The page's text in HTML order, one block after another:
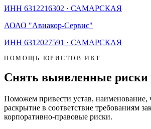
ИНН 6312216302 · САМАРСКАЯ
АОАО "Авиакор-Сервис"
ИНН 6312027591 · САМАРСКАЯ
ПОМОЩЬ ЮРИСТОВ ИКТ
Снять выявленные риски
Поможем привести устав, наименование,
раскрытие в соответствие требованиям
корпоративно-правовые риски.